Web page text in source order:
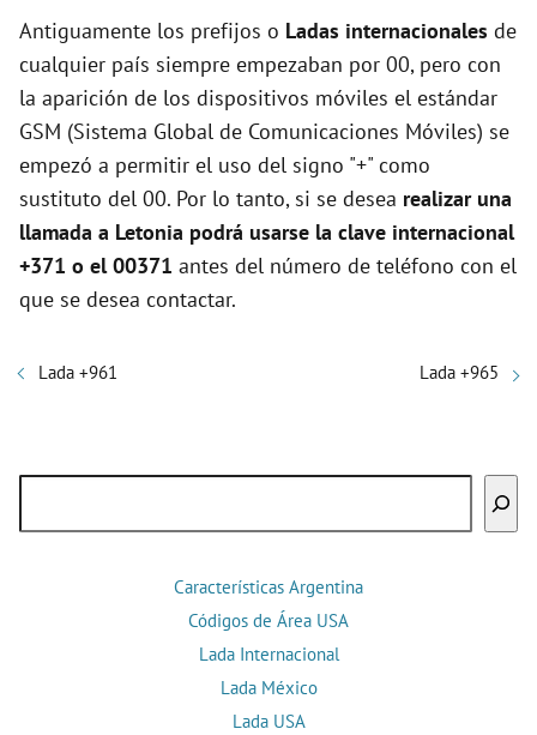
Antiguamente los prefijos o Ladas internacionales de
cualquier país siempre empezaban por 00, pero con
la aparición de los dispositivos móviles el estándar
GSM (Sistema Global de Comunicaciones Móviles) se
empezó a permitir el uso del signo "+" como
sustituto del 00. Por lo tanto, si se desea realizar una
llamada a Letonia podrá usarse la clave internacional
+371 o el 00371 antes del número de teléfono con el
que se desea contactar.
Lada +961 Lada +965
Características Argentina
Códigos de Área USA
Lada Internacional
Lada México
Lada USA